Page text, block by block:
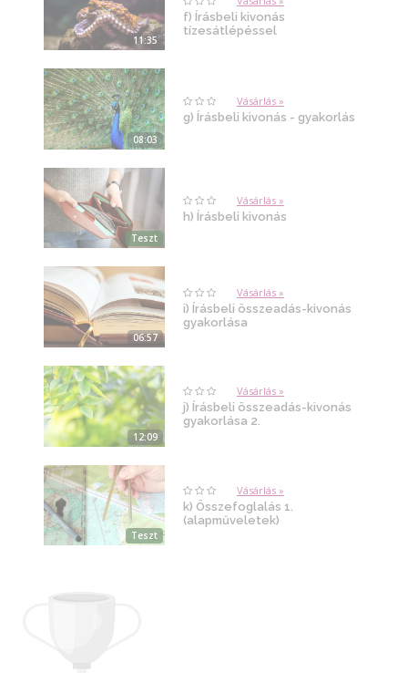
11:35
f) Írásbeli kivonás
tízesátlépéssel
08:03
Vásárlás »
g) Írásbeli kivonás - gyakorlás
Teszt
Vásárlás »
h) Írásbeli kivonás
06:57
Vásárlás »
i) Írásbeli összeadás-kivonás
gyakorlása
12:09
Vásárlás »
j) Írásbeli összeadás-kivonás
gyakorlása 2.
Teszt
Vásárlás »
k) Összefoglalás 1.
(alapműveletek)